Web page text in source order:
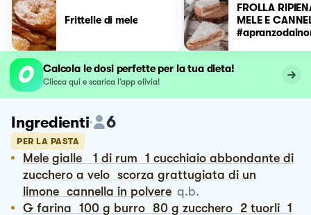
Frittelle di mele
FROLLA
MELE E
Calcola le dosi perfette per la tua dieta!
Clicca qui e scarica l’app olivia!
Ingredienti 6
PER LA PASTA
Mele gialle 1 di rum 1 cucchiaio abbondante di
zucchero a velo scorza grattugiata di un
limone cannella in polvere q.b.
G farina 100 g burro 80 g zucchero 2 tuorli 1